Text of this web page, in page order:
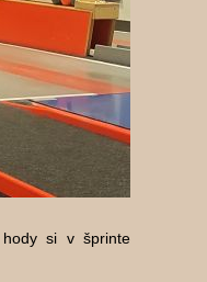
hody si v šprinte